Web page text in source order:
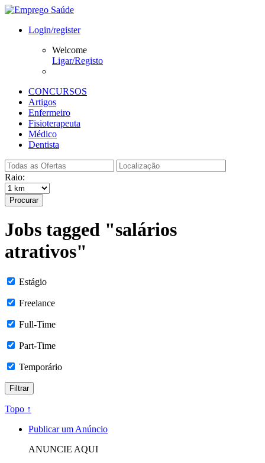
Login/register
Welcome
Ligar/Registo
CONCURSOS
Artigos
Enfermeiro
Fisioterapeuta
Médico
Dentista
Raio:
Procurar
Jobs tagged "salários
atrativos"
Estágio
Freelance
Full-Time
Part-Time
Temporário
Topo ↑
Publicar um Anúncio
ANUNCIE AQUI